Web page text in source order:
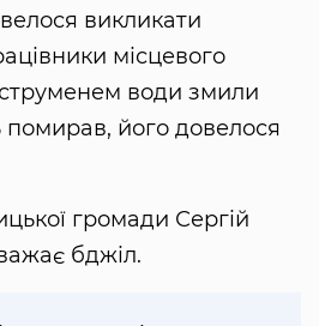
викликати
місцевого
води змили
помирав, його довелося
громади Сергій
бджіл.